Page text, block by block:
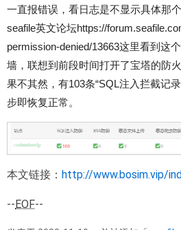
一直报错误，看日志是不显示具体那
seafile英文论坛https://
permission-denied/13663这里看到这
墙，联想到前段时间打开了宝塔的防
果不其然，有103条“SQL注入拦截记
步即恢复正常。
本文链接： http://www.bosim.vip/
-- EOF--